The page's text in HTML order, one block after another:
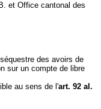
et Office cantonal des
des avoirs de
sur un compte de libre
au sens de l'art. 92 al.